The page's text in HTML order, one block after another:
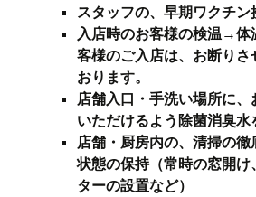
スタッフの、早期ワクチン
入店時のお客様の検温→体
客様のご入店は、お断りさ
おります。
店舗入口・手洗い場所に、
いただけるよう除菌消臭水
店舗・厨房内の、清掃の
状態の保持（常時の窓開け
ターの設置など）